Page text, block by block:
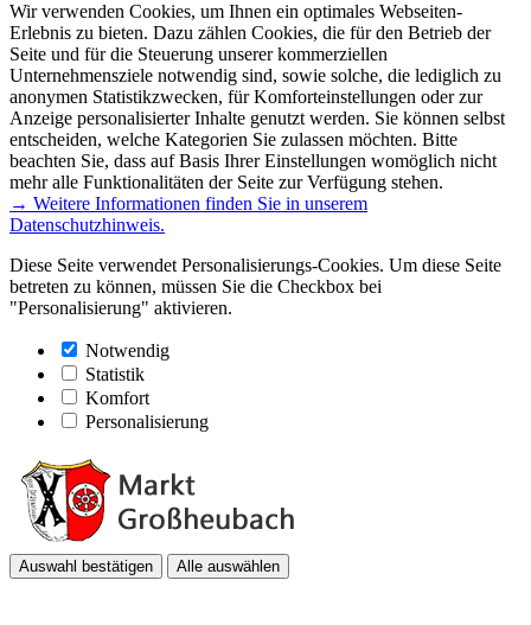
Wir verwenden Cookies, um Ihnen ein optimales Webseiten-
Erlebnis zu bieten. Dazu zählen Cookies, die für den Betrieb der
Seite und für die Steuerung unserer kommerziellen
Unternehmensziele notwendig sind, sowie solche, die lediglich zu
anonymen Statistikzwecken, für Komforteinstellungen oder zur
Anzeige personalisierter Inhalte genutzt werden. Sie können selbst
entscheiden, welche Kategorien Sie zulassen möchten. Bitte
beachten Sie, dass auf Basis Ihrer Einstellungen womöglich nicht
mehr alle Funktionalitäten der Seite zur Verfügung stehen.
→ Weitere Informationen finden Sie in unserem
Datenschutzhinweis.
Diese Seite verwendet Personalisierungs-Cookies. Um diese Seite
betreten zu können, müssen Sie die Checkbox bei
"Personalisierung" aktivieren.
Notwendig
Statistik
Komfort
Personalisierung
Auswahl bestätigen Alle auswählen